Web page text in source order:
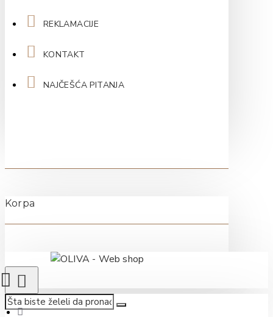
REKLAMACIJE
KONTAKT
NAJČEŠĆA PITANJA
Korpa